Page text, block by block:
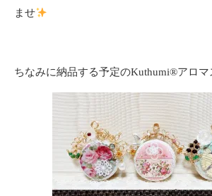
ませ
ちなみに納品する予定のKuthumi®️アロマ